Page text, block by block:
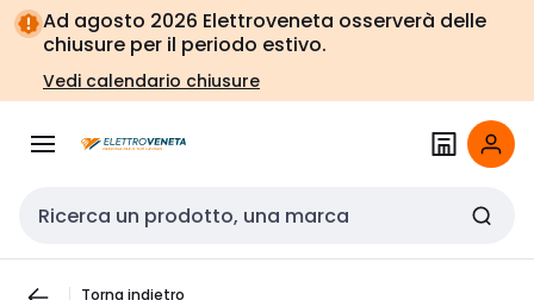
Vai alla
navigazione
Vai
alla
pagina
Ad agosto 2026 Elettroveneta osserverà delle
chiusure per il periodo estivo.
Vedi calendario chiusure
Cerca input
Torna indietro